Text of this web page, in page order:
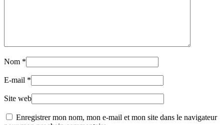
Nom *
E-mail *
Site web
Enregistrer mon nom, mon e-mail et mon site dans le navigateur